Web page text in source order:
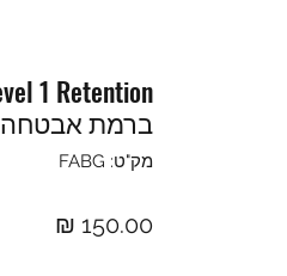
ברמת אבטחה 1
מק"ט: FABG